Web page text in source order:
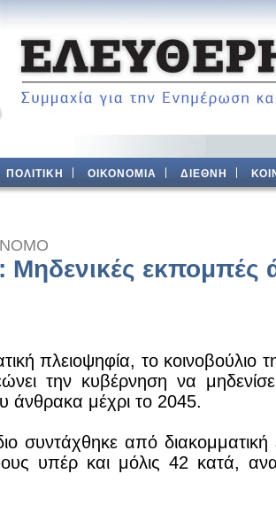
ΠΟΛΙΤΙΚΗ ΟΙΚΟΝΟΜΙΑ ΔΙΕΘΝΗ
Μηδενικές εκπομπές
πλειοψηφία, το κοινοβούλιο
την κυβέρνηση να
άνθρακα μέχρι το 2045.
συντάχθηκε από διακομματική
υπέρ και μόλις 42 κατά,